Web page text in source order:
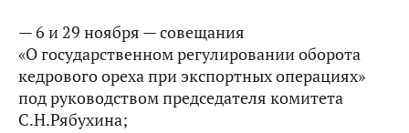
— 6 и 29 ноября — совещания
«О государственном регулировании оборота
кедрового ореха при экспортных операциях»
под руководством председателя комитета
С.Н.Рябухина;